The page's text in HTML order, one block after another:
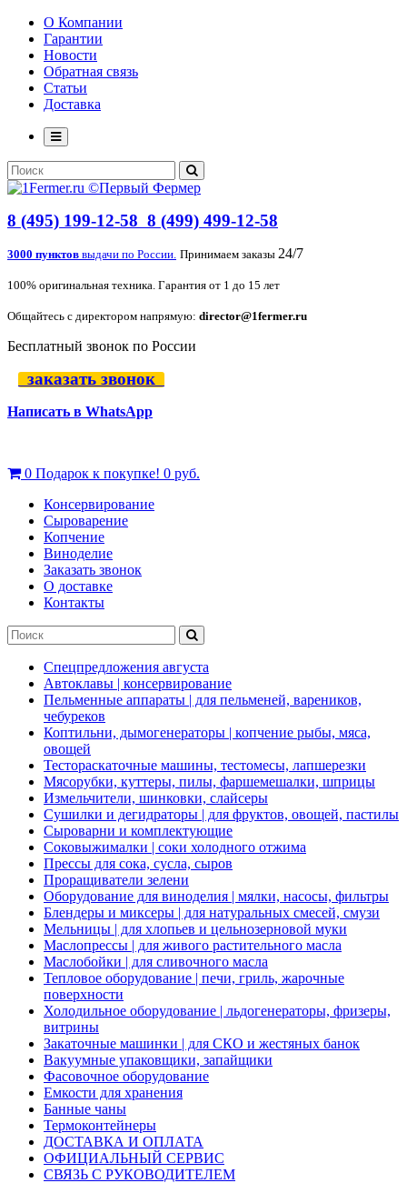
О Компании
Гарантии
Новости
Обратная связь
Статьи
Доставка
8 (495) 199-12-58 8 (499) 499-12-58
3000 пунктов выдачи по России. Принимаем заказы 24/7
100% оригинальная техника. Гарантия от 1 до 15 лет
Общайтесь с директором напрямую: director@1fermer.ru
Бесплатный звонок по России
заказать звонок
Написать в WhatsApp
0 Подарок к покупке! 0 руб.
Консервирование
Сыроварение
Копчение
Виноделие
Заказать звонок
О доставке
Контакты
Спецпредложения августа
Автоклавы | консервирование
Пельменные аппараты | для пельменей, вареников,
чебуреков
Коптильни, дымогенераторы | копчение рыбы, мяса,
овощей
Тестораскаточные машины, тестомесы, лапшерезки
Мясорубки, куттеры, пилы, фаршемешалки, шприцы
Измельчители, шинковки, слайсеры
Сушилки и дегидраторы | для фруктов, овощей, пастилы
Сыроварни и комплектующие
Соковыжималки | соки холодного отжима
Прессы для сока, сусла, сыров
Проращиватели зелени
Оборудование для виноделия | мялки, насосы, фильтры
Блендеры и миксеры | для натуральных смесей, смузи
Мельницы | для хлопьев и цельнозерновой муки
Маслопрессы | для живого растительного масла
Маслобойки | для сливочного масла
Тепловое оборудование | печи, гриль, жарочные
поверхности
Холодильное оборудование | льдогенераторы, фризеры,
витрины
Закаточные машинки | для СКО и жестяных банок
Вакуумные упаковщики, запайщики
Фасовочное оборудование
Емкости для хранения
Банные чаны
Термоконтейнеры
ДОСТАВКА И ОПЛАТА
ОФИЦИАЛЬНЫЙ СЕРВИС
СВЯЗЬ С РУКОВОДИТЕЛЕМ